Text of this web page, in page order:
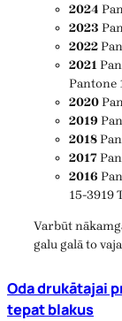
2024
2023
2022
2021
Pantone
2020
2019
2018
2017
2016
15-3919
Varbūt
galu galā to
Oda drukātajai
tepat blakus